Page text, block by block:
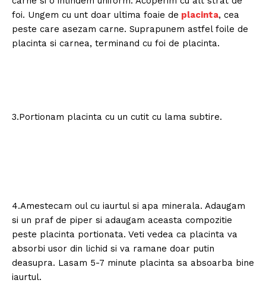
foi. Ungem cu unt doar ultima foaie de placinta, cea
peste care asezam carne. Suprapunem astfel foile de
placinta si carnea, terminand cu foi de placinta.
3.Portionam placinta cu un cutit cu lama subtire.
4.Amestecam oul cu iaurtul si apa minerala. Adaugam
si un praf de piper si adaugam aceasta compozitie
peste placinta portionata. Veti vedea ca placinta va
absorbi usor din lichid si va ramane doar putin
deasupra. Lasam 5-7 minute placinta sa absoarba bine
iaurtul.